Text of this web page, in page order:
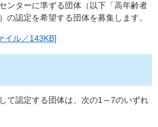
ンターに準ずる団体（以下「高年齢者
の認定を希望する団体を募集します。
イル／143KB]
て認定する団体は、次の1～7のいずれ